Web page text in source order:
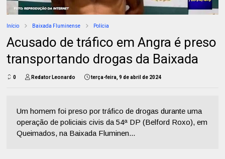
Início Baixada Fluminense Polícia
Acusado de tráfico em Angra é preso
transportando drogas da Baixada
0 Redator Leonardo terça-feira, 9 de abril de 2024
Um homem foi preso por tráfico de drogas durante uma
operação de policiais civis da 54ª DP (Belford Roxo), em
Queimados, na Baixada Fluminen...